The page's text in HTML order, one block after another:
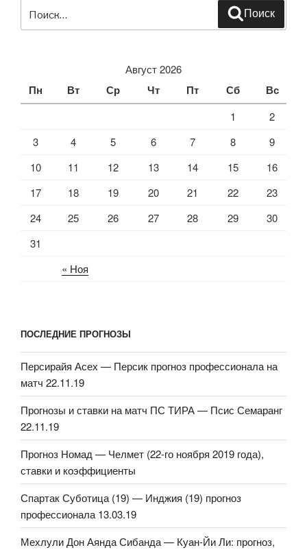
Поиск
Август 2026
Пн Вт Ср Чт Пт Сб Вс
« Ноя
1
2
3
4 5 6 7 8
9
10
11 12 13 14 15
16
17
18 19 20 21 22
23
24
25 26 27 28 29
30
31
ПОСЛЕДНИЕ ПРОГНОЗЫ
Персирайя Асех — Персик прогноз профессионала на
матч 22.11.19
Прогнозы и ставки на матч ПС ТИРА — Псис Семаранг
22.11.19
Прогноз Номад — Челмет (22-го ноября 2019 года),
ставки и коэффициенты
Спартак Суботица (19) — Инджия (19) прогноз
профессионала 13.03.19
Мехлули Дон Аянда Сибанда — Куан-Йи Ли: прогноз,